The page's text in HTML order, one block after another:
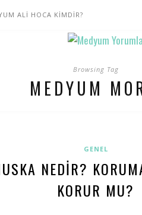
ALİ HOCA KİMDİR?
Browsing Tag
MEDYUM
GENEL
NEDIR?
KORUR MU?